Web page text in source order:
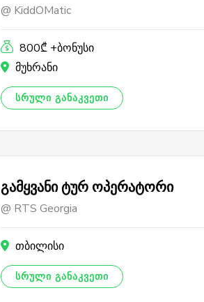
KiddOMatic
800₾ +ბონუსი
მუხრანი
ᲡᲠᲣᲚᲘ ᲒᲐᲜᲐᲙᲕᲔᲗᲘ
გამყვანი ტურ ოპერატორი
RTS Georgia
თბილისი
ᲡᲠᲣᲚᲘ ᲒᲐᲜᲐᲙᲕᲔᲗᲘ